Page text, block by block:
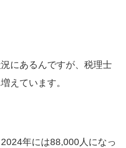
にあるんですが、税理士
えています。
年には88,000人になっ